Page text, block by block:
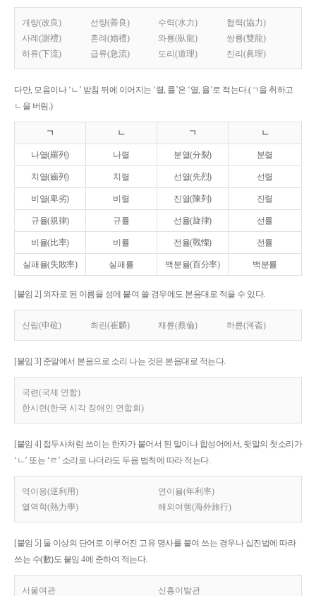
개량(改良) 선량(善良) 수력(水力)
협력(協力)
사례(謝禮)
혼례(婚禮) 와룡(臥龍)
쌍룡(雙龍)
하류(下流)
급류(急流) 도리(道理) 진리(眞理)
다만, 모음이나 ‘ㄴ’ 받침 뒤에 이어지는 ‘렬, 률’은 ‘열, 율’로 적는다.(ㄱ을 취하고
ㄴ을 버림.)
ㄱ ㄴ ㄱ ㄴ
나열(羅列) 나렬 분열(分裂) 분렬
치열(齒列) 치렬 선열(先烈) 선렬
비열(卑劣) 비렬 진열(陳列) 진렬
규율(規律) 규률 선율(旋律) 선률
비율(比率) 비률 전율(戰慄) 전률
실패율(失敗率) 실패률 백분율(百分率) 백분률
[붙임 2] 외자로 된 이름을 성에 붙여 쓸 경우에도 본음대로 적을 수 있다.
신립(申砬) 최린(崔麟) 채륜(蔡倫) 하륜(河崙)
[붙임 3] 준말에서 본음으로 소리 나는 것은 본음대로 적는다.
국련(국제 연합)
한시련(한국 시각 장애인 연합회)
[붙임 4] 접두사처럼 쓰이는 한자가 붙어서 된 말이나 합성어에서, 뒷말의 첫소리가
‘ㄴ’ 또는 ‘ㄹ’ 소리로 나더라도 두음 법칙에 따라 적는다.
역이용(逆利用)
연이율(年利率)
열역학(熱力學)
해외여행(海外旅行)
[붙임 5] 둘 이상의 단어로 이루어진 고유 명사를 붙여 쓰는 경우나 십진법에 따라
쓰는 수(數)도 붙임 4에 준하여 적는다.
서울여관 신흥이발관